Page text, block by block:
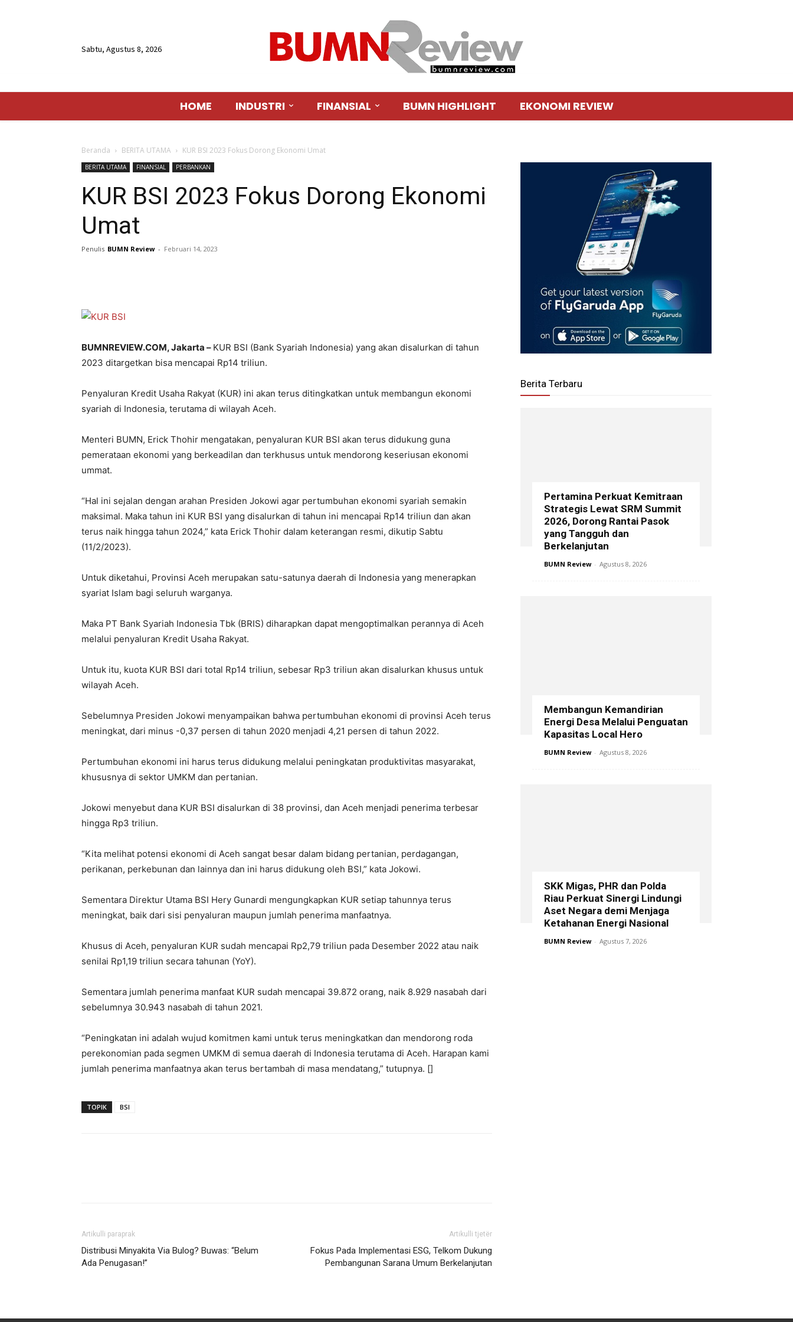
Sabtu, Agustus 8, 2026
HOME INDUSTRI FINANSIAL BUMN HIGHLIGHT EKONOMI REVIEW
Beranda BERITA UTAMA KUR BSI 2023 Fokus Dorong Ekonomi Umat
BERITA UTAMA FINANSIAL PERBANKAN
KUR BSI 2023 Fokus Dorong Ekonomi
Umat
Penulis BUMN Review - Februari 14, 2023
BUMNREVIEW.COM, Jakarta – KUR BSI (Bank Syariah Indonesia) yang akan disalurkan di tahun
2023 ditargetkan bisa mencapai Rp14 triliun.
Penyaluran Kredit Usaha Rakyat (KUR) ini akan terus ditingkatkan untuk membangun ekonomi
syariah di Indonesia, terutama di wilayah Aceh.
Menteri BUMN, Erick Thohir mengatakan, penyaluran KUR BSI akan terus didukung guna
pemerataan ekonomi yang berkeadilan dan terkhusus untuk mendorong keseriusan ekonomi
ummat.
“Hal ini sejalan dengan arahan Presiden Jokowi agar pertumbuhan ekonomi syariah semakin
maksimal. Maka tahun ini KUR BSI yang disalurkan di tahun ini mencapai Rp14 triliun dan akan
terus naik hingga tahun 2024,” kata Erick Thohir dalam keterangan resmi, dikutip Sabtu
(11/2/2023).
Untuk diketahui, Provinsi Aceh merupakan satu-satunya daerah di Indonesia yang menerapkan
syariat Islam bagi seluruh warganya.
Maka PT Bank Syariah Indonesia Tbk (BRIS) diharapkan dapat mengoptimalkan perannya di Aceh
melalui penyaluran Kredit Usaha Rakyat.
Untuk itu, kuota KUR BSI dari total Rp14 triliun, sebesar Rp3 triliun akan disalurkan khusus untuk
wilayah Aceh.
Sebelumnya Presiden Jokowi menyampaikan bahwa pertumbuhan ekonomi di provinsi Aceh terus
meningkat, dari minus -0,37 persen di tahun 2020 menjadi 4,21 persen di tahun 2022.
Pertumbuhan ekonomi ini harus terus didukung melalui peningkatan produktivitas masyarakat,
khususnya di sektor UMKM dan pertanian.
Jokowi menyebut dana KUR BSI disalurkan di 38 provinsi, dan Aceh menjadi penerima terbesar
hingga Rp3 triliun.
“Kita melihat potensi ekonomi di Aceh sangat besar dalam bidang pertanian, perdagangan,
perikanan, perkebunan dan lainnya dan ini harus didukung oleh BSI,” kata Jokowi.
Sementara Direktur Utama BSI Hery Gunardi mengungkapkan KUR setiap tahunnya terus
meningkat, baik dari sisi penyaluran maupun jumlah penerima manfaatnya.
Khusus di Aceh, penyaluran KUR sudah mencapai Rp2,79 triliun pada Desember 2022 atau naik
senilai Rp1,19 triliun secara tahunan (YoY).
Sementara jumlah penerima manfaat KUR sudah mencapai 39.872 orang, naik 8.929 nasabah dari
sebelumnya 30.943 nasabah di tahun 2021.
“Peningkatan ini adalah wujud komitmen kami untuk terus meningkatkan dan mendorong roda
perekonomian pada segmen UMKM di semua daerah di Indonesia terutama di Aceh. Harapan kami
jumlah penerima manfaatnya akan terus bertambah di masa mendatang,” tutupnya. []
TOPIK BSI
Artikulli paraprak
Distribusi Minyakita Via Bulog? Buwas: “Belum
Ada Penugasan!”
Artikulli tjetër
Fokus Pada Implementasi ESG, Telkom Dukung
Pembangunan Sarana Umum Berkelanjutan
Berita Terbaru
Pertamina Perkuat Kemitraan
Strategis Lewat SRM Summit
2026, Dorong Rantai Pasok
yang Tangguh dan
Berkelanjutan
BUMN Review - Agustus 8, 2026
Membangun Kemandirian
Energi Desa Melalui Penguatan
Kapasitas Local Hero
BUMN Review - Agustus 8, 2026
SKK Migas, PHR dan Polda
Riau Perkuat Sinergi Lindungi
Aset Negara demi Menjaga
Ketahanan Energi Nasional
BUMN Review - Agustus 7, 2026